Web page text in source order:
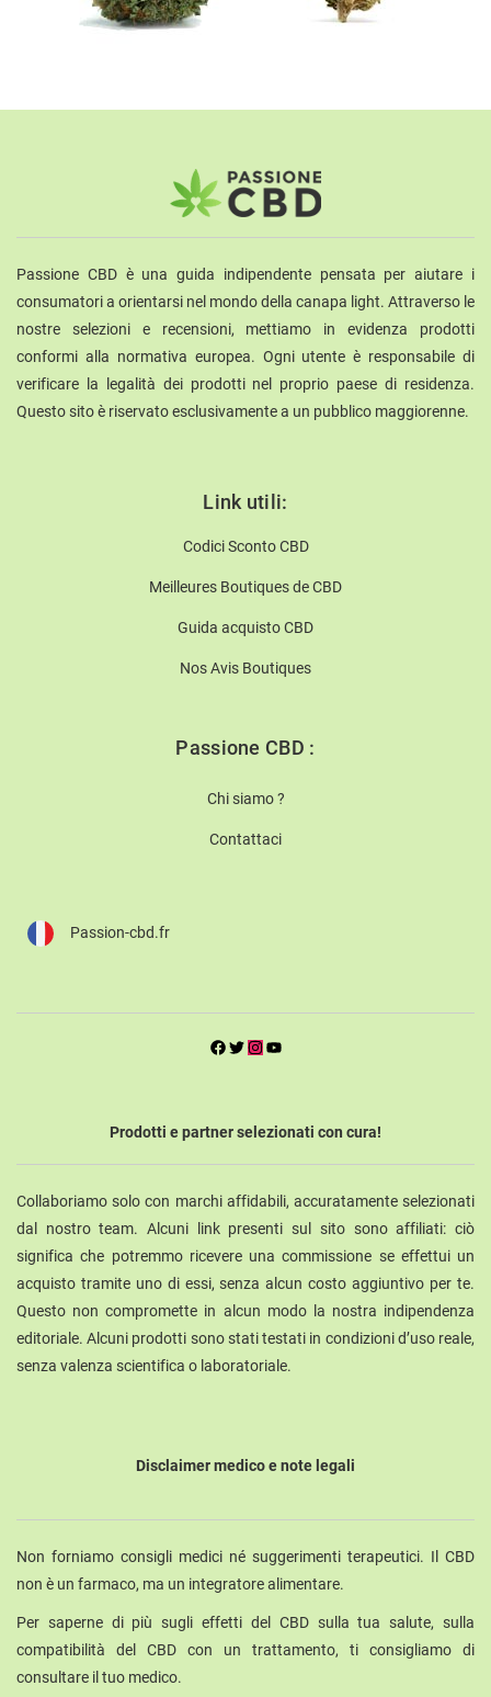
Passione CBD è una guida indipendente pensata per aiutare i
consumatori a orientarsi nel mondo della canapa light. Attraverso le
nostre selezioni e recensioni, mettiamo in evidenza prodotti
conformi alla normativa europea. Ogni utente è responsabile di
verificare la legalità dei prodotti nel proprio paese di residenza.
Questo sito è riservato esclusivamente a un pubblico maggiorenne.
Link utili:
Codici Sconto CBD
Meilleures Boutiques de CBD
Guida acquisto CBD
Nos Avis Boutiques
Passione CBD :
Chi siamo ?
Contattaci
Passion-cbd.fr
Prodotti e partner selezionati con cura!
Collaboriamo solo con marchi affidabili, accuratamente selezionati
dal nostro team. Alcuni link presenti sul sito sono affiliati: ciò
significa che potremmo ricevere una commissione se effettui un
acquisto tramite uno di essi, senza alcun costo aggiuntivo per te.
Questo non compromette in alcun modo la nostra indipendenza
editoriale. Alcuni prodotti sono stati testati in condizioni d’uso reale,
senza valenza scientifica o laboratoriale.
Disclaimer medico e note legali
Non forniamo consigli medici né suggerimenti terapeutici. Il CBD
non è un farmaco, ma un integratore alimentare.
Per saperne di più sugli effetti del CBD sulla tua salute, sulla
compatibilità del CBD con un trattamento, ti consigliamo di
consultare il tuo medico.